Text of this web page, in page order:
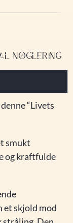
NØGLERING
“Livets
smukt
og kraftfulde
et skjold mod